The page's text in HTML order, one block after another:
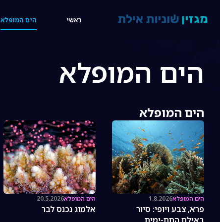
14:41 ראשי הים המופלא
הים המופלא
הים המופלא
הים המופלא1.8.2026
פרא, צבע ויופי: סיור
הים המופלא20.5.2026
אלמוג נכנס לבר